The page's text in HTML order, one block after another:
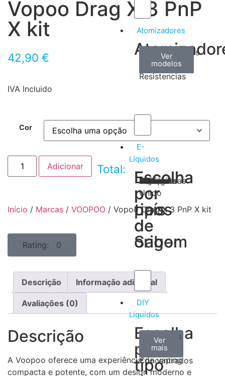
Atomizadores
Claromizadores
Ver
modelos
Reconstruíveis
Ver
modelos
Resistencias
Ver
modelos
E-
Líquidos
Escolha
por
tipos
de
Sabor
Tabaco
Frutas
Bebidas
Frescos
Sobremesas
Escolha
por
país
de
origem
Portugal
Alemanha
USA
Reino
Unido
Canadá
França
Malásia
Filipinas
Espanha
Polónia
Grécia
DIY
Líquidos
Escolha
por
tipo
Aromas
Concentrados
Ver
todos
Bases
Ver
mais
Accesorios
Ver
mais
Vopoo Drag X 3 PnP
X kit
42,90 €
IVA Incluido
Cor
Adicionar Total:
Início / Marcas / VOOPOO / Vopoo Drag X 3 PnP X kit
Rating: 0
Descrição Informação adicional
Avaliações (0)
Descrição
A Voopoo oferece uma experiência de vaping
compacta e potente, com um design moderno e